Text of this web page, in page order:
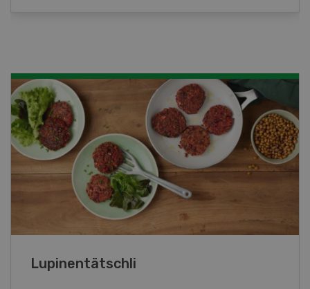
Frühlingsrollen